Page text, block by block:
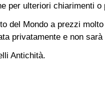
per ulteriori chiarimenti o
del Mondo a prezzi
privatamente e non
Antichità.